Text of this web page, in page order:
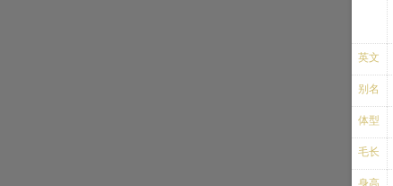
英文
别名
体型
毛长
身高